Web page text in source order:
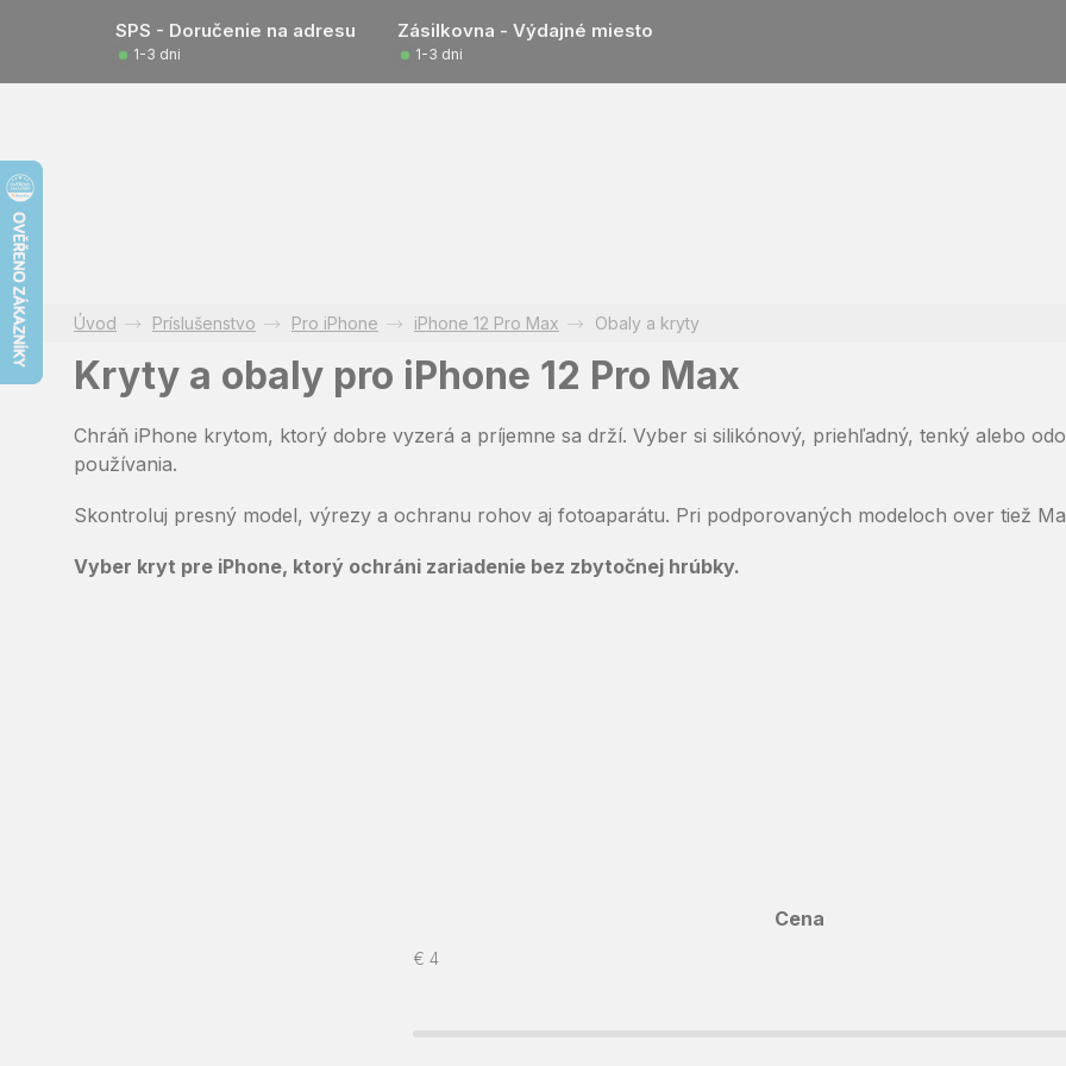
SPS - Doručenie na adresu Zásilkovna - Výdajné miesto
1-3 dni 1-3 dni
Príslušenstvo Pro iPhone iPhone 12 Pro Max Obaly a kryty
Kryty a obaly pro iPhone 12 Pro Max
Chráň iPhone krytom, ktorý dobre vyzerá a príjemne sa drží. Vyber si silikónový, priehľadný, tenký alebo
používania.
Skontroluj presný model, výrezy a ochranu rohov aj fotoaparátu. Pri podporovaných modeloch over tiež
Vyber kryt pre iPhone, ktorý ochráni zariadenie bez zbytočnej hrúbky.
Cena
€ 4